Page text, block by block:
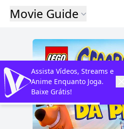
Movie Guide
Assista Vídeos, Streams e
Anime Enquanto Joga.
Baixe Grátis!